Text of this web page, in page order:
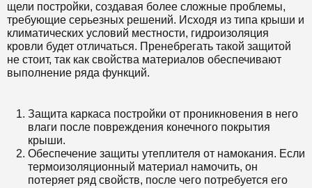
щели постройки, создавая более сложные проблемы,
требующие серьезных решений. Исходя из типа крыши и
климатических условий местности, гидроизоляция
кровли будет отличаться. Пренебрегать такой защитой
не стоит, так как свойства материалов обеспечивают
выполнение ряда функций.
Защита каркаса постройки от проникновения в него
влаги после повреждения конечного покрытия
крыши.
Обеспечение защиты утеплителя от намокания. Если
термоизоляционный материал намочить, он
потеряет ряд свойств, после чего потребуется его